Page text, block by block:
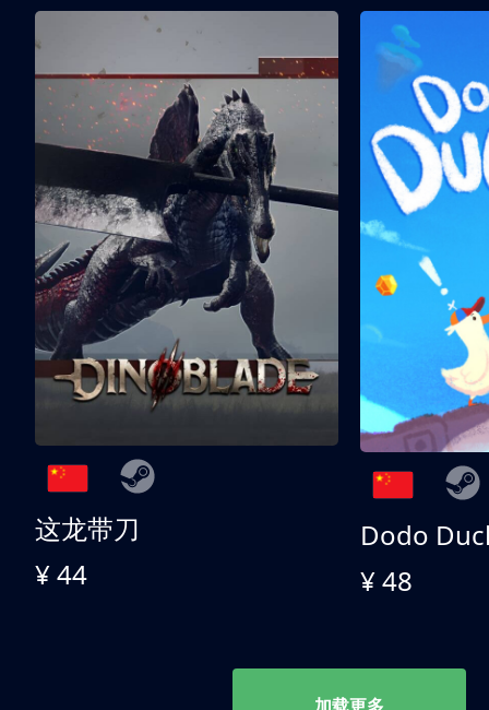
这龙带刀
¥ 44
Dodo
¥ 48